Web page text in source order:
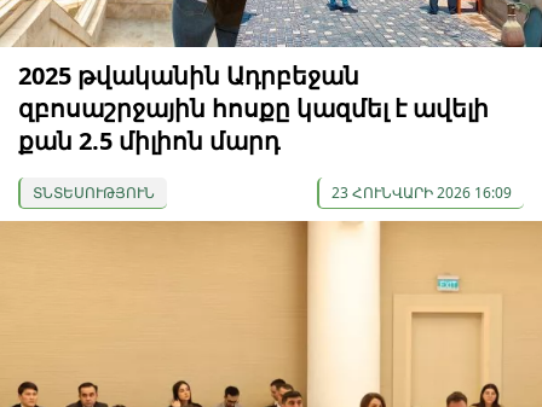
2025 թվականին Ադրբեջան
զբոսաշրջային հոսքը կազմել է ավելի
քան 2.5 միլիոն մարդ
ՏՆՏԵՍՈՒԹՅՈՒՆ 23 ՀՈՒՆՎԱՐԻ 2026 16:09